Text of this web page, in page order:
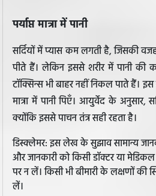
पर्याप्त मात्रा में पानी
सर्दियों में प्यास कम लगती है, जिसकी
पीते हैं। लेकिन इससे शरीर में पानी की
टॉक्सिन्स भी बाहर नहीं निकल पाते हैं।
मात्रा में पानी पिएँ। आयुर्वेद के अनुसार,
क्योंकि इससे पाचन तंत्र सही रहता है।
डिस्क्लेमर: इस लेख के सुझाव सामान्य
और जानकारी को किसी डॉक्टर या
पर न लें। किसी भी बीमारी के लक्षणों की
लें।